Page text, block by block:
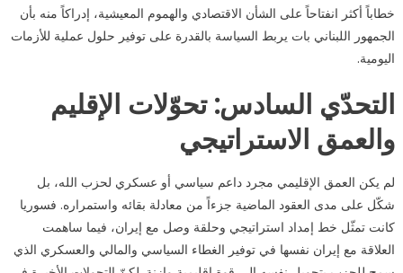
خطاباً أكثر انفتاحاً على الشأن الاقتصادي والهموم المعيشية، إدراكاً منه بأن
الجمهور اللبناني بات يربط السياسة بالقدرة على توفير حلول عملية للأزمات
اليومية.
التحدّي السادس: تحوّلات الإقليم
والعمق الاستراتيجي
لم يكن العمق الإقليمي مجرد داعم سياسي أو عسكري لحزب الله، بل
شكّل على مدى العقود الماضية جزءاً من معادلة بقائه واستمراره. فسوريا
كانت تمثّل خط إمداد استراتيجي وحلقة وصل مع إيران، فيما ساهمت
العلاقة مع إيران نفسها في توفير الغطاء السياسي والمالي والعسكري الذي